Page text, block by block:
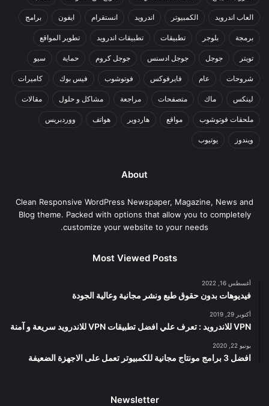
العاب اندرويد الكمبيوتر اندرويد انستقرام ايفون برامج
برمجة بلوجر تطبيقات تطبيقات اندرويد تطوير المواقع
تويتر جوجل جوجل ادسنس جوجل كروم حماية سيو
شروحات عام فايرفوكس فوتوشوب فيس بوك كاميرات
لينكس ماك متصفحات مراجعة مشاكل و حلول مقالات
ملحقات فوتوشوب مواقع هاردوير هواتف ووردبريس
ويندوز يوتيوب
About
Clean Responsive WordPress Newspaper, Magazine, News and
Blog theme. Packed with options that allow you to completely
customize your website to your needs.
Most Viewed Posts
أغسطس 16, 2022
فيديوهات بدون حقوق طبع ونشر مجانية وعالية الجودة
أكتوبر 29, 2019
VPN للاندرويد : تعرف علي افضل تطبيقات VPN للاندرويد سريعة و آمنة
يونيو 22, 2020
افضل 3 برامج مونتاج مجانية للكمبيوتر تعمل على الاجهزة الضعيفة
Newsletter